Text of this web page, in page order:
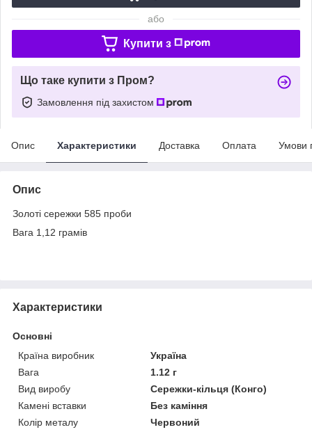
або
Купити з
Що таке купити з Пром?
Замовлення під захистом
Опис Характеристики Доставка Оплата Умови
Опис
Золоті сережки 585 проби
Вага 1,12 грамів
Характеристики
Основні
Країна виробник
Україна
Вага
1.12 г
Вид виробу
Сережки-кільця (Конго)
Камені вставки
Без каміння
Колір металу
Червоний